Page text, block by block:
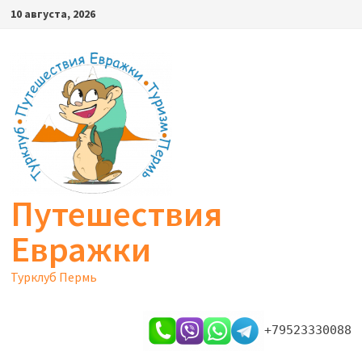
Перейти
содержимому
10 августа, 2026
Путешествия
Евражки
Турклуб Пермь
+79523330088